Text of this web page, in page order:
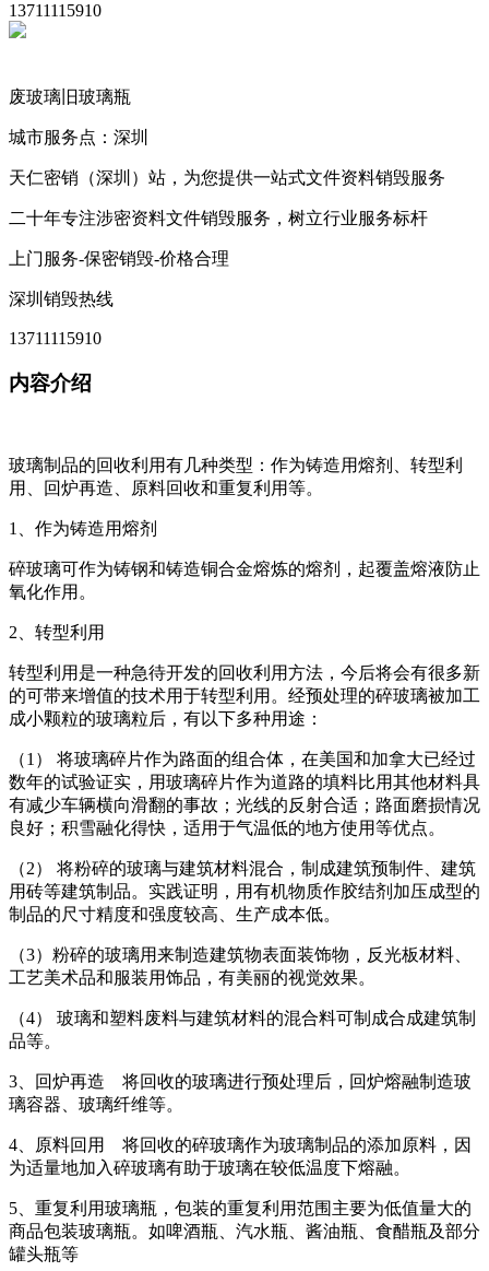
13711115910
废玻璃旧玻璃瓶
城市服务点：深圳
天仁密销（深圳）站，为您提供一站式文件资料销毁服务
二十年专注涉密资料文件销毁服务，树立行业服务标杆
上门服务-保密销毁-价格合理
深圳销毁热线
13711115910
内容介绍
玻璃制品的回收利用有几种类型：作为铸造用熔剂、转型利
用、回炉再造、原料回收和重复利用等。
1、作为铸造用熔剂
碎玻璃可作为铸钢和铸造铜合金熔炼的熔剂，起覆盖熔液防止
氧化作用。
2、转型利用
转型利用是一种急待开发的回收利用方法，今后将会有很多新
的可带来增值的技术用于转型利用。经预处理的碎玻璃被加工
成小颗粒的玻璃粒后，有以下多种用途：
（1） 将玻璃碎片作为路面的组合体，在美国和加拿大已经过
数年的试验证实，用玻璃碎片作为道路的填料比用其他材料具
有减少车辆横向滑翻的事故；光线的反射合适；路面磨损情况
良好；积雪融化得快，适用于气温低的地方使用等优点。
（2） 将粉碎的玻璃与建筑材料混合，制成建筑预制件、建筑
用砖等建筑制品。实践证明，用有机物质作胶结剂加压成型的
制品的尺寸精度和强度较高、生产成本低。
（3）粉碎的玻璃用来制造建筑物表面装饰物，反光板材料、
工艺美术品和服装用饰品，有美丽的视觉效果。
（4） 玻璃和塑料废料与建筑材料的混合料可制成合成建筑制
品等。
3、回炉再造 将回收的玻璃进行预处理后，回炉熔融制造玻
璃容器、玻璃纤维等。
4、原料回用 将回收的碎玻璃作为玻璃制品的添加原料，因
为适量地加入碎玻璃有助于玻璃在较低温度下熔融。
5、重复利用玻璃瓶，包装的重复利用范围主要为低值量大的
商品包装玻璃瓶。如啤酒瓶、汽水瓶、酱油瓶、食醋瓶及部分
罐头瓶等